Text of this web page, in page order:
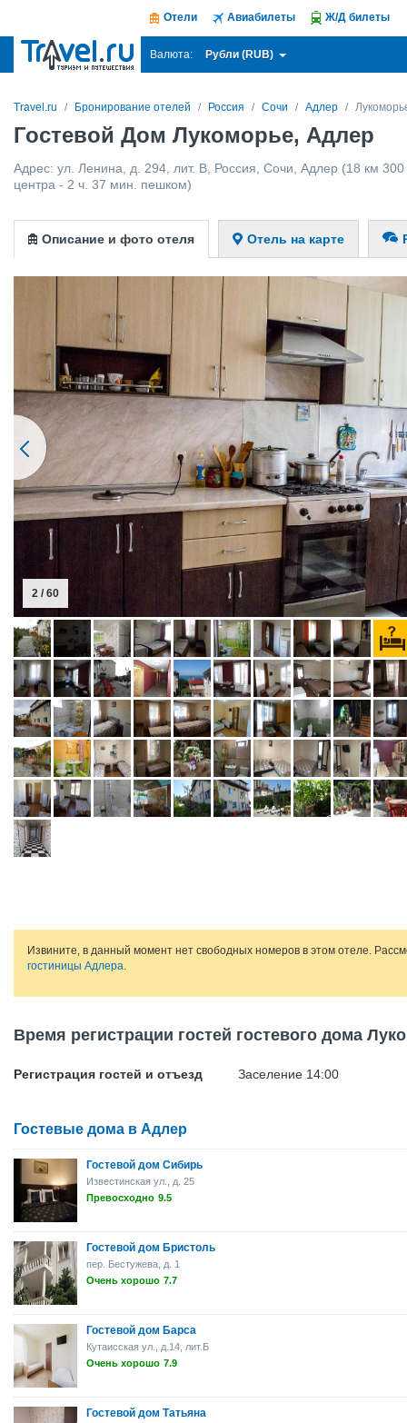
Отели Авиабилеты Ж/Д билеты
Валюта: Рубли (RUB)
Travel.ru Бронирование отелей Россия Сочи Адлер
Гостевой Дом Лукоморье, Адлер
Адрес: ул. Ленина, д. 294, лит. В Россия Сочи Адлер (18 км 300
центра - 2 ч. 37 мин. пешком)
Описание и фото отеля Отель на карте
2 / 60
Извините, в данный момент нет свободных номеров в этом отеле.
гостиницы Адлера.
Время регистрации гостей гостевого дома
Регистрация гостей и отъезд Заселение 14:00
Гостевые дома в Адлер
Гостевой дом Сибирь
Известинская ул., д. 25
Превосходно 9.5
Гостевой дом Бристоль
пер. Бестужева, д. 1
Очень хорошо 7.7
Гостевой дом Барса
Кутаисская ул., д.14, лит.Б
Очень хорошо 7.9
Гостевой дом Татьяна